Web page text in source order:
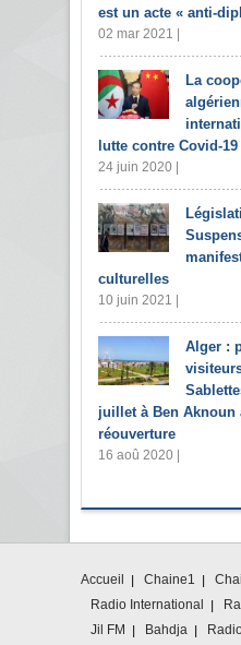
est un acte « anti-
02 mar 2021 |
La
lutte contre Covid-19
24 juin 2020 |
culturelles
10 juin 2021 |
Alger :
juillet à Ben Aknoun
réouverture
16 aoû 2020 |
Accueil Chaine1
Radio International
Jil FM
Bahdja